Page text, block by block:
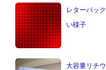
レターパッ
い様子
大容量リチ